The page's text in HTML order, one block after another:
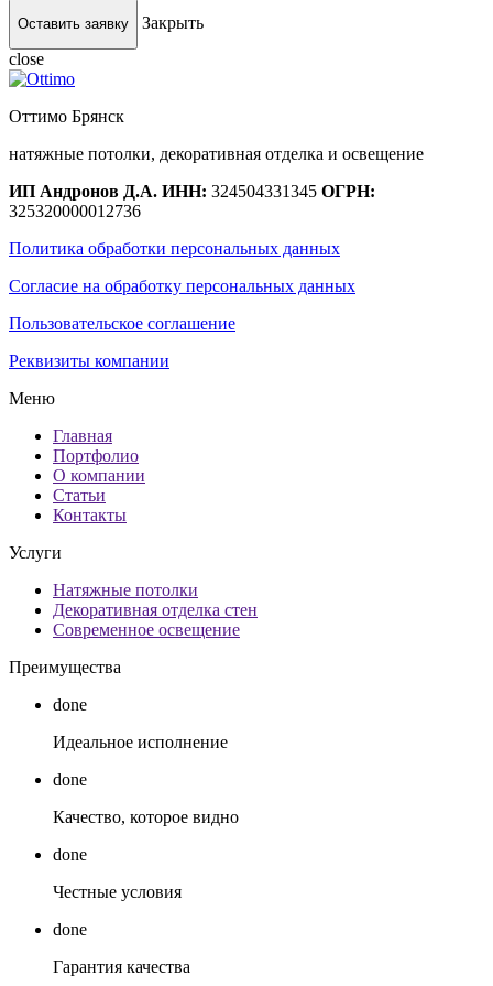
Оставить заявку
Закрыть
close
Оттимо Брянск
натяжные потолки, декоративная отделка и освещение
ИП Андронов Д.А. ИНН: 324504331345 ОГРН:
325320000012736
Политика обработки персональных данных
Согласие на обработку персональных данных
Пользовательское соглашение
Реквизиты компании
Меню
Главная
Портфолио
О компании
Статьи
Контакты
Услуги
Натяжные потолки
Декоративная отделка стен
Современное освещение
Преимущества
done
Идеальное исполнение
done
Качество, которое видно
done
Честные условия
done
Гарантия качества